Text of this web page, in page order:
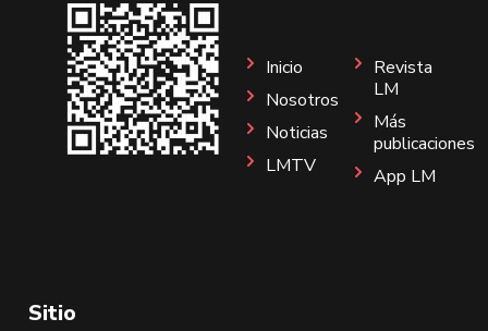
Sitio
Inicio
Nosotros
Noticias
LMTV
Revista
LM
Más
publicaciones
App LM